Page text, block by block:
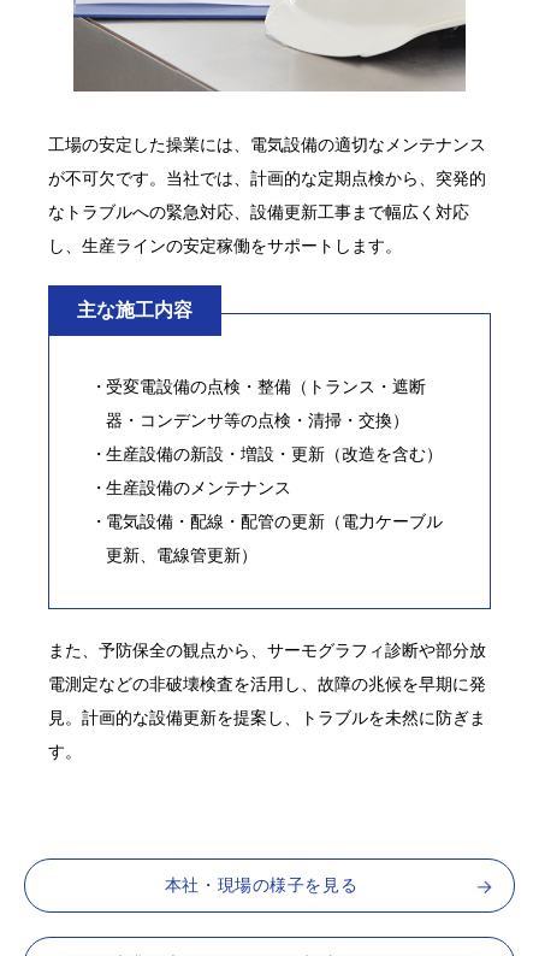
工場の安定した操業には、電気設備の適切なメンテナンス
が不可欠です。当社では、計画的な定期点検から、突発的
なトラブルへの緊急対応、設備更新工事まで幅広く対応
し、生産ラインの安定稼働をサポートします。
主な施工内容
受変電設備の点検・整備（トランス・遮断
器・コンデンサ等の点検・清掃・交換）
生産設備の新設・増設・更新（改造を含む）
生産設備のメンテナンス
電気設備・配線・配管の更新（電力ケーブル
更新、電線管更新）
また、予防保全の観点から、サーモグラフィ診断や部分放
電測定などの非破壊検査を活用し、故障の兆候を早期に発
見。計画的な設備更新を提案し、トラブルを未然に防ぎま
す。
本社・現場の様子を見る